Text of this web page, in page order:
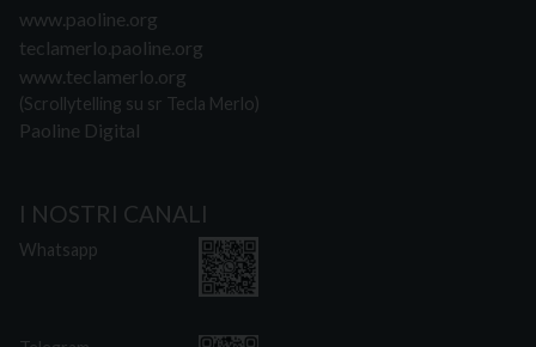
www.paoline.org
teclamerlo.paoline.org
www.teclamerlo.org
(Scrollytelling su sr Tecla Merlo)
Paoline Digital
I NOSTRI CANALI
Whatsapp